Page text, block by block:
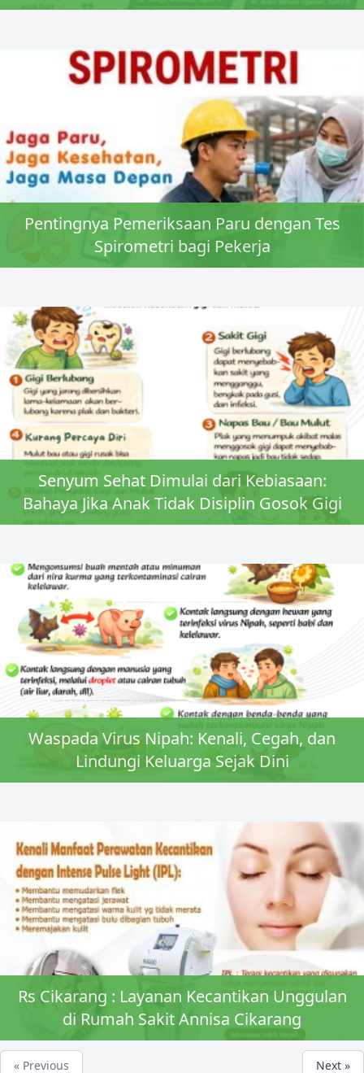
Pentingnya Pemeriksaan Paru dengan Tes
Spirometri bagi Pekerja
Senyum Sehat Dimulai dari Kebiasaan:
Bahaya Jika Anak Tidak Disiplin Gosok Gigi
Waspada Virus Nipah: Kenali, Cegah, dan
Lindungi Keluarga Sejak Dini
Rs Cikarang : Layanan Kecantikan Unggulan
di Rumah Sakit Annisa Cikarang
« Previous Next »